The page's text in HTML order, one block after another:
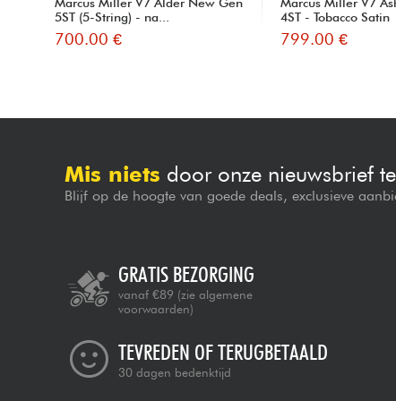
5ST (5-String) - na...
700.00 €
4ST - Tobacco Satin
799.00 €
Mis niets door onze nieuwsbrief
Blijf op de hoogte van goede deals, exclusieve
GRATIS BEZORGING
vanaf €89 (zie algemene
voorwaarden)
TEVREDEN OF TERUGBETAALD
30 dagen bedenktijd